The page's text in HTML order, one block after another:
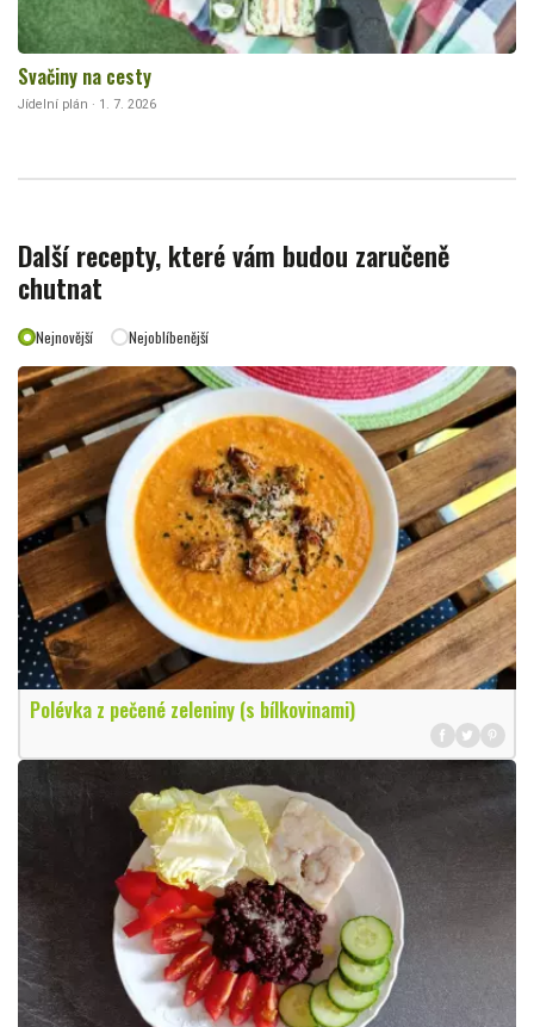
Svačiny na cesty
Jídelní plán · 1. 7. 2026
Další recepty, které vám budou zaručeně
chutnat
Nejnovější Nejoblíbenější
Polévka z pečené zeleniny (s bílkovinami)